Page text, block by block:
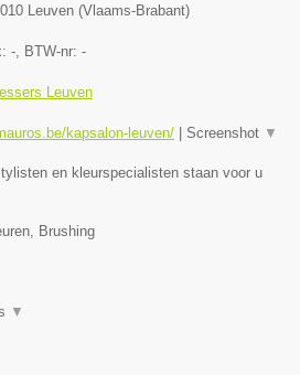
Leuven (Vlaams-Brabant)
- , BTW-nr: -
Leuven
kapsalon-leuven/ | Screenshot ▼
en kleurspecialisten staan voor u
Brushing
▼